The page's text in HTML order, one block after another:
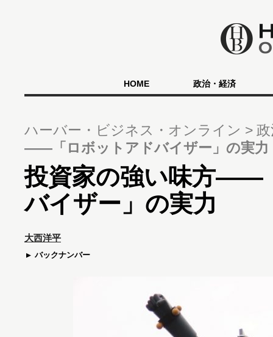
HOME 政治・経済
ハーバー・ビジネス・オンライン
――「ロボットアドバイザー」の実力
投資家の強い味方――
バイザー」の実力
大西洋平
バックナンバー